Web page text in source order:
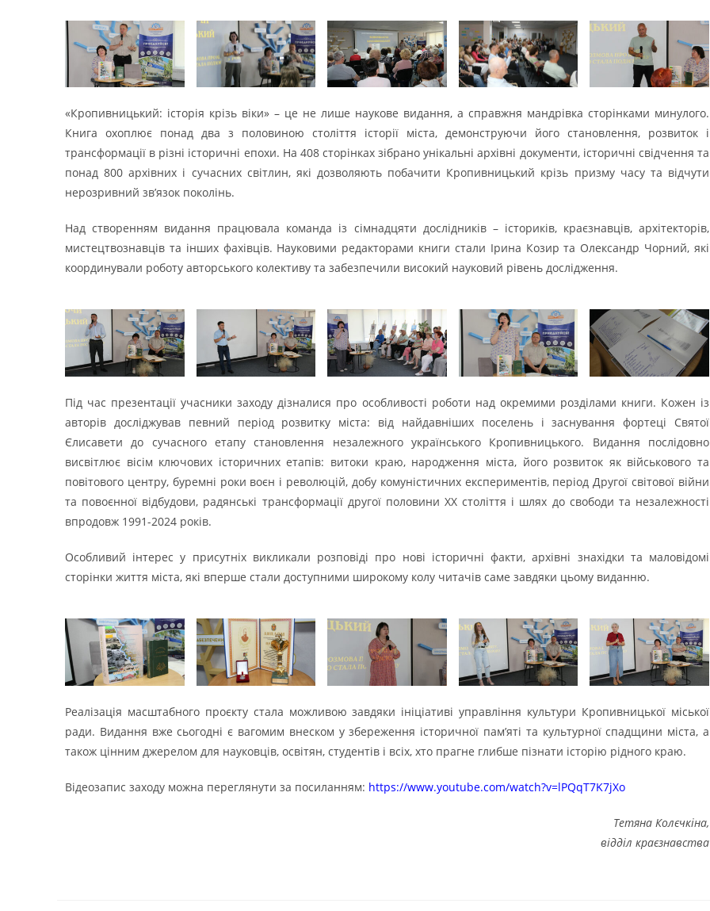
«Кропивницький: історія крізь віки» – це не лише наукове видання, а справжня мандрівка сторінками минулого.
Книга охоплює понад два з половиною століття історії міста, демонструючи його становлення, розвиток і
трансформації в різні історичні епохи. На 408 сторінках зібрано унікальні архівні документи, історичні свідчення та
понад 800 архівних і сучасних світлин, які дозволяють побачити Кропивницький крізь призму часу та відчути
нерозривний зв’язок поколінь.
Над створенням видання працювала команда із сімнадцяти дослідників – істориків, краєзнавців, архітекторів,
мистецтвознавців та інших фахівців. Науковими редакторами книги стали Ірина Козир та Олександр Чорний, які
координували роботу авторського колективу та забезпечили високий науковий рівень дослідження.
Під час презентації учасники заходу дізналися про особливості роботи над окремими розділами книги. Кожен із
авторів досліджував певний період розвитку міста: від найдавніших поселень і заснування фортеці Святої
Єлисавети до сучасного етапу становлення незалежного українського Кропивницького. Видання послідовно
висвітлює вісім ключових історичних етапів: витоки краю, народження міста, його розвиток як військового та
повітового центру, буремні роки воєн і революцій, добу комуністичних експериментів, період Другої світової війни
та повоєнної відбудови, радянські трансформації другої половини ХХ століття і шлях до свободи та незалежності
впродовж 1991-2024 років.
Особливий інтерес у присутніх викликали розповіді про нові історичні факти, архівні знахідки та маловідомі
сторінки життя міста, які вперше стали доступними широкому колу читачів саме завдяки цьому виданню.
Реалізація масштабного проєкту стала можливою завдяки ініціативі управління культури Кропивницької міської
ради. Видання вже сьогодні є вагомим внеском у збереження історичної пам’яті та культурної спадщини міста, а
також цінним джерелом для науковців, освітян, студентів і всіх, хто прагне глибше пізнати історію рідного краю.
Відеозапис заходу можна переглянути за посиланням: https://www.youtube.com/watch?v=lPQqT7K7jXo
Тетяна Колєчкіна,
відділ краєзнавства